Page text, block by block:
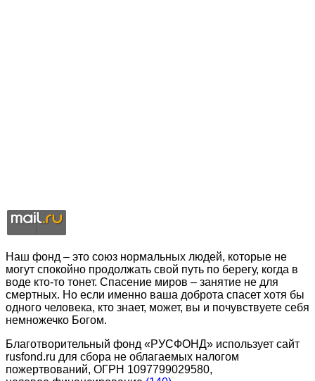
Наш фонд – это союз нормальных людей, которые не
могут спокойно продолжать свой путь по берегу, когда в
воде кто-то тонет. Спасение миров – занятие не для
смертных. Но если именно ваша доброта спасет хотя бы
одного человека, кто знает, может, вы и почувствуете себя
немножечко Богом.
Благотворительный фонд «РУСФОНД» использует сайт
rusfond.ru для сбора не облагаемых налогом
пожертвований, ОГРН 1097799029580,